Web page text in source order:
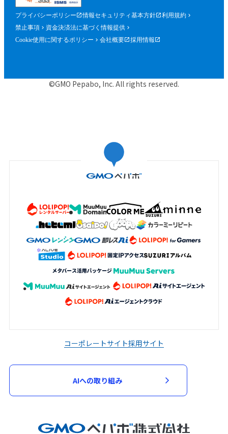
プライバシーポリシー 情報セキュリティ基本方針
利用規約
禁止事項
資金決済法に基づく情報提供
Cookie使用に関するポリシー
会社概要 採用情報
©GMO Pepabo, Inc. All rights reserved.
コーポレートサイト採用サイト
AIへの取り組み